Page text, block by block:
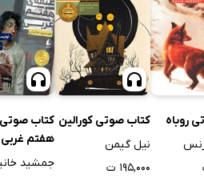
روباه
کتاب صوتی کورالین
نیل گیمن
۱۹۵,۰۰۰ ت
کتاب
هفتم غربی
جمشید